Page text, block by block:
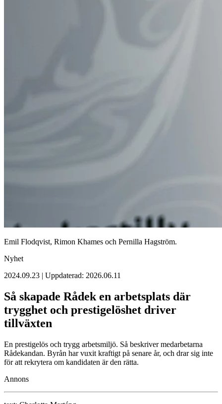
Emil Flodqvist, Rimon Khames och Pernilla Hagström.
Nyhet
2024.09.23 | Uppdaterad: 2026.06.11
Så skapade Rådek en arbetsplats där
trygghet och prestigelöshet driver
tillväxten
En prestigelös och trygg arbetsmiljö. Så beskriver medarbetarna
Rådekandan. Byrån har vuxit kraftigt på senare år, och drar sig inte
för att rekrytera om kandidaten är den rätta.
Annons